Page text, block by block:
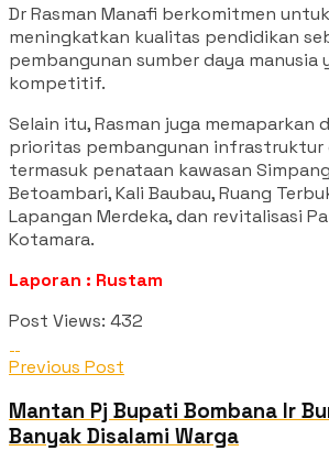
Dr Rasman Manafi berkomitmen
meningkatkan kualitas pendidikan
pembangunan sumber daya manusia
kompetitif.
Selain itu, Rasman juga memaparkan
prioritas pembangunan infrastruktur
termasuk penataan kawasan
Betoambari, Kali Baubau, Ruang
Lapangan Merdeka, dan revitalisasi
Kotamara.
Laporan : Rustam
Post Views: 432
Previous Post
Mantan Pj Bupati Bombana Ir
Banyak Disalami Warga